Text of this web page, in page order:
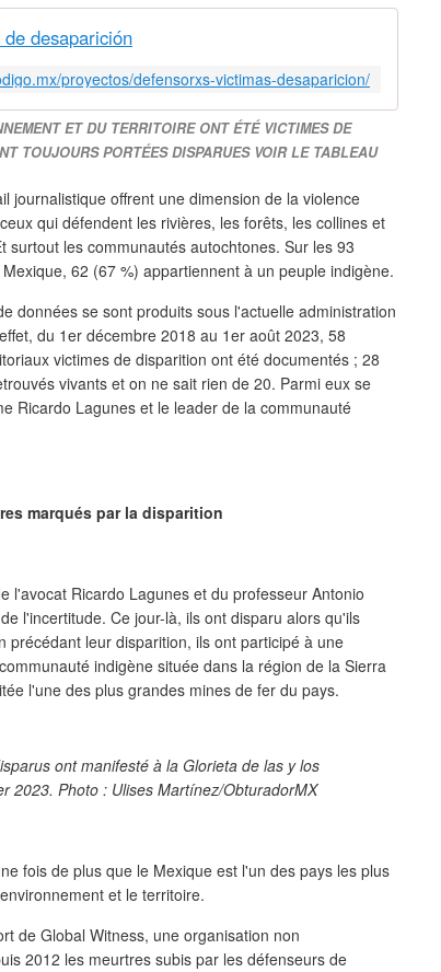
desaparición
proyectos/defensorxs-victimas-desaparicion/
ET DU TERRITOIRE ONT ÉTÉ VICTIMES DE
TOUJOURS PORTÉES DISPARUES VOIR LE TABLEAU
journalistique offrent une dimension de la violence
qui défendent les rivières, les forêts, les collines et
surtout les communautés autochtones. Sur les 93
62 (67 %) appartiennent à un peuple indigène.
données se sont produits sous l'actuelle administration
du 1er décembre 2018 au 1er août 2023, 58
victimes de disparition ont été documentés ; 28
vivants et on ne sait rien de 20. Parmi eux se
Ricardo Lagunes et le leader de la communauté
marqués par la disparition
l'avocat Ricardo Lagunes et du professeur Antonio
l'incertitude. Ce jour-là, ils ont disparu alors qu'ils
précédant leur disparition, ils ont participé à une
indigène située dans la région de la Sierra
l'une des plus grandes mines de fer du pays.
ont manifesté à la Glorieta de las y los
2023. Photo : Ulises Martínez/ObturadorMX
fois de plus que le Mexique est l'un des pays les plus
et le territoire.
de Global Witness, une organisation non
2012 les meurtres subis par les défenseurs de